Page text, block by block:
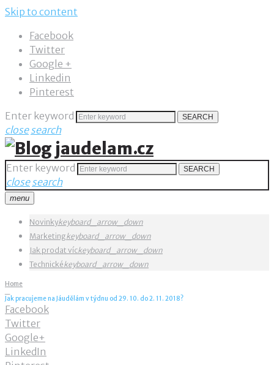
Skip to content
Facebook
Twitter
Google +
Linkedin
Pinterest
Enter keyword
SEARCH
close search
Enter keyword SEARCH
close search
menu
Novinkykeyboard_arrow_down
Marketingkeyboard_arrow_down
Jak prodat víckeyboard_arrow_down
Technickékeyboard_arrow_down
Home
Jak pracujeme na Jáudělám v týdnu od 29. 10. do 2. 11. 2018?
Facebook
Twitter
Google+
LinkedIn